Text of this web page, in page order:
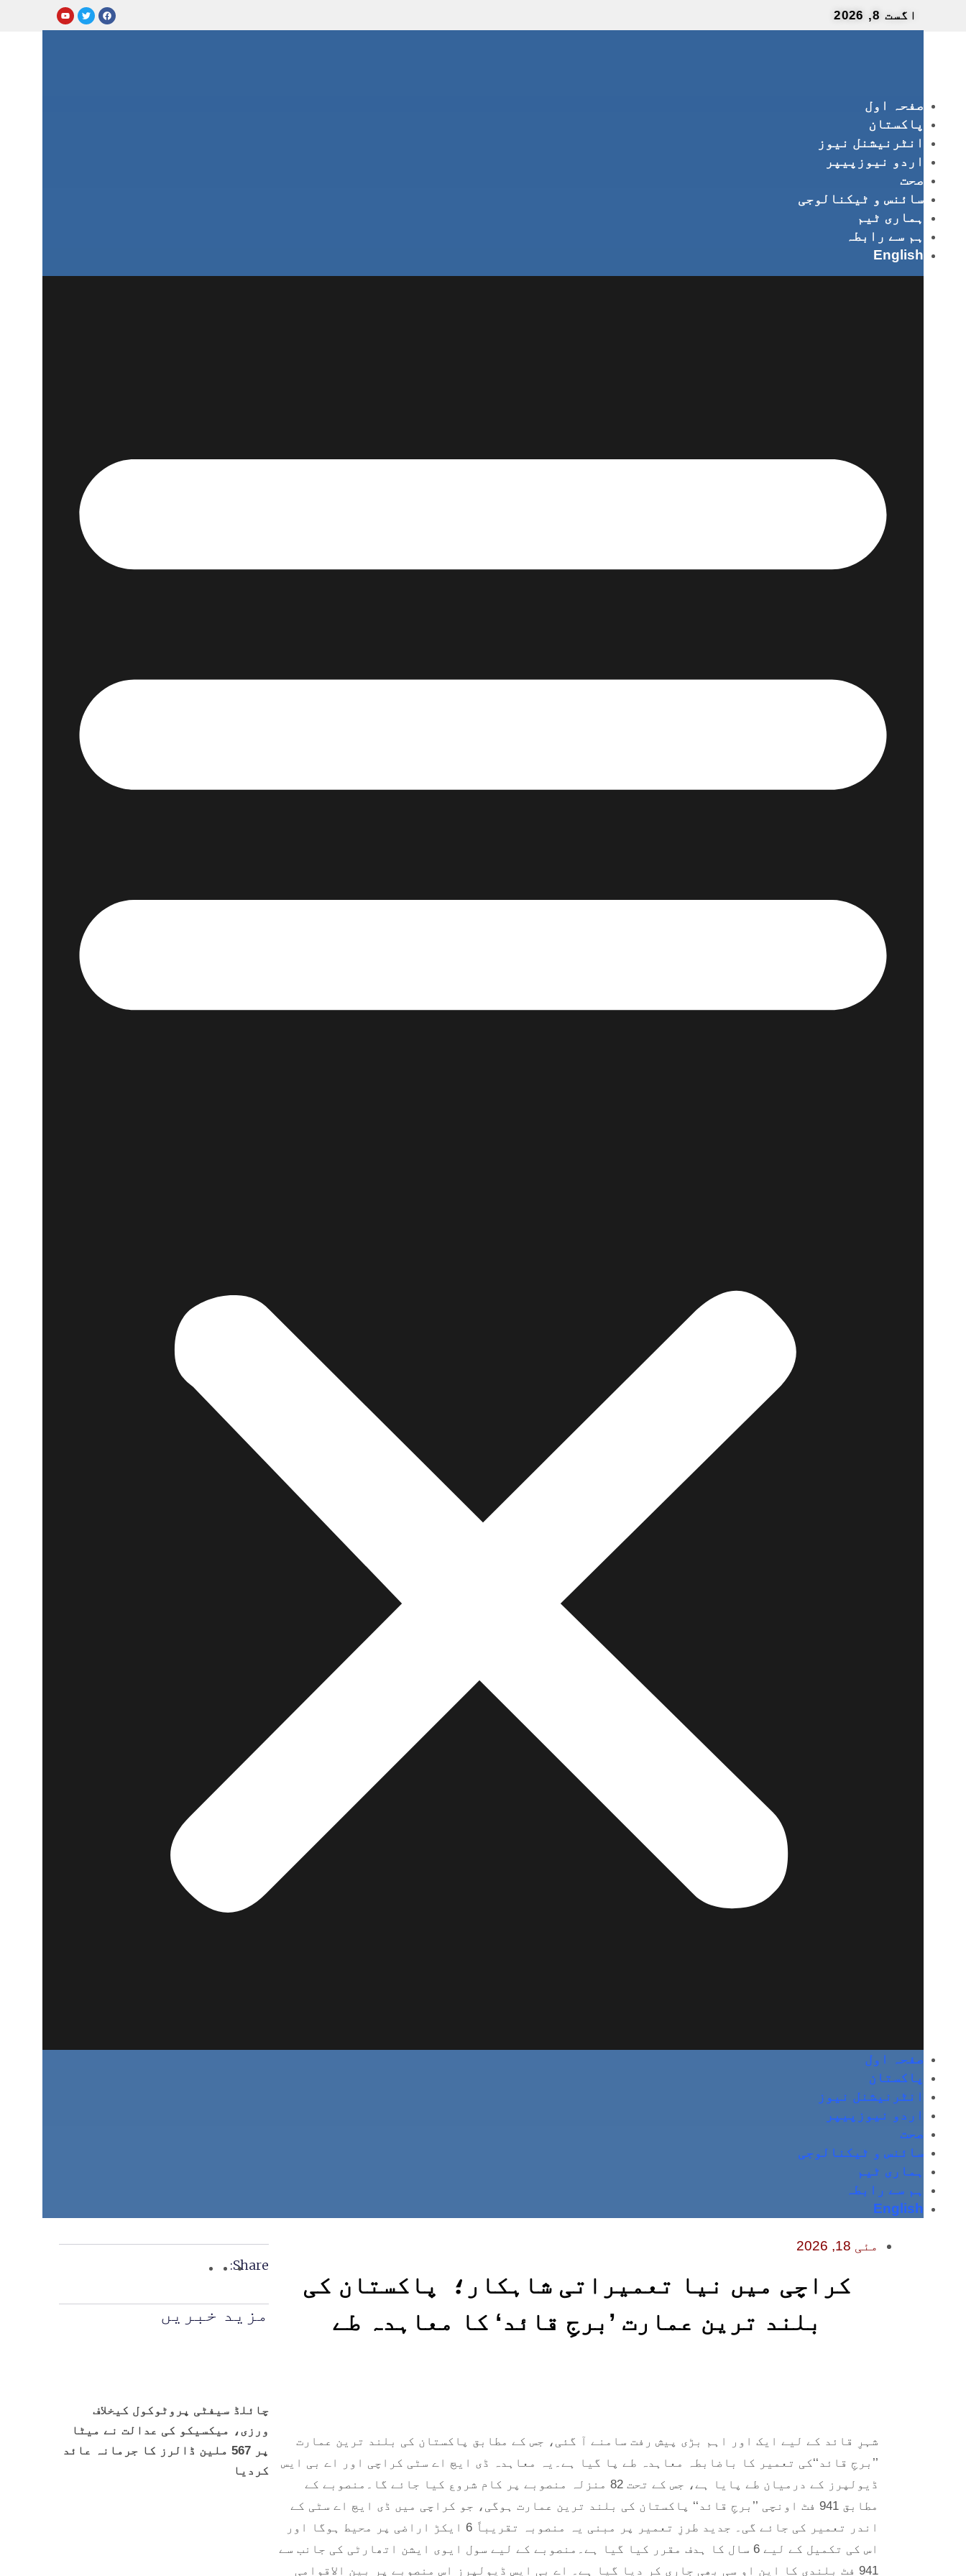
اگست 8, 2026
صفحہ اول
پاکستان
انٹرنیشنل نیوز
اردو نیوزپیپر
صحت
سائنس و ٹیکنالوجی
ہماری ٹیم
ہم سے رابطہ
English
صفحہ اول
پاکستان
انٹرنیشنل نیوز
اردو نیوزپیپر
صحت
سائنس و ٹیکنالوجی
ہماری ٹیم
ہم سے رابطہ
English
مئی 18, 2026
کراچی میں نیا تعمیراتی شاہکار؛ پاکستان کی
بلند ترین عمارت ’برجِ قائد‘ کا معاہدہ طے
شہرِ قائد کے لیے ایک اور اہم بڑی پیش رفت سامنے آ گئی، جس کے مطابق پاکستان کی بلند ترین عمارت
’’برجِ قائد‘‘کی تعمیر کا باضابطہ معاہدہ طے پا گیا ہے۔یہ معاہدہ ڈی ایچ اے سٹی کراچی اور اے بی ایس
ڈیولپرز کے درمیان طے پایا ہے، جس کے تحت 82 منزلہ منصوبے پر کام شروع کیا جائے گا۔منصوبے کے
مطابق 941 فٹ اونچی ’’برجِ قائد‘‘ پاکستان کی بلند ترین عمارت ہوگی، جو کراچی میں ڈی ایچ اے سٹی کے
اندر تعمیر کی جائے گی۔ جدید طرزِ تعمیر پر مبنی یہ منصوبہ تقریباً 6 ایکڑ اراضی پر محیط ہوگا اور
اس کی تکمیل کے لیے 6 سال کا ہدف مقرر کیا گیا ہے۔منصوبے کے لیے سول ایوی ایشن اتھارٹی کی جانب سے
941 فٹ بلندی کا این او سی بھی جاری کر دیا گیا ہے۔ اے بی ایس ڈیولپرز اس منصوبے پر بین الاقوامی
Share:
مزید خبریں
چائلڈ سیفٹی پروٹوکول کیخلاف
ورزی، میکسیکو کی عدالت نے میٹا
پر 567 ملین ڈالرز کا جرمانہ عائد
کردیا